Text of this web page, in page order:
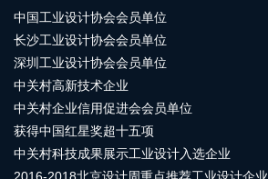
中国工业设计协会会员单位
长沙工业设计协会会员单位
深圳工业设计协会会员单位
中关村高新技术企业
中关村企业信用促进会会员单位
获得中国红星奖超十五项
中关村科技成果展示工业设计入选企业